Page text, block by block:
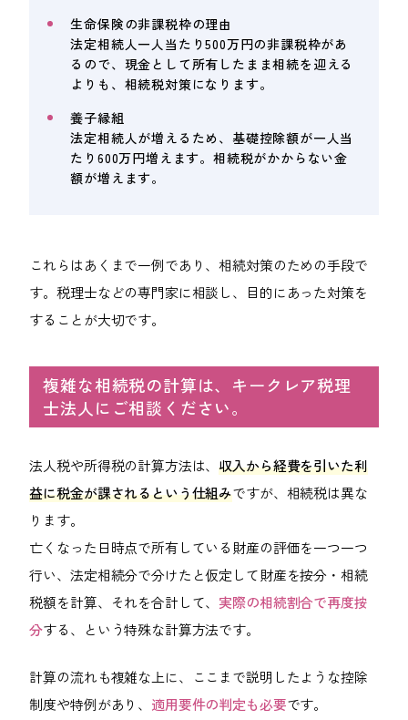
生命保険の非課税枠の理由
法定相続人一人当たり500万円の非課税枠があ
るので、現金として所有したまま相続を迎える
よりも、相続税対策になります。
養子縁組
法定相続人が増えるため、基礎控除額が一人当
たり600万円増えます。相続税がかからない金
額が増えます。
これらはあくまで一例であり、相続対策のための手段で
す。税理士などの専門家に相談し、目的にあった対策を
することが大切です。
複雑な相続税の計算は、キークレア税理
士法人にご相談ください。
法人税や所得税の計算方法は、収入から経費を引いた利
益に税金が課されるという仕組みですが、相続税は異な
ります。
亡くなった日時点で所有している財産の評価を一つ一つ
行い、法定相続分で分けたと仮定して財産を按分・相続
税額を計算、それを合計して、 実際の相続割合で再度按
分する、という特殊な計算方法です。
計算の流れも複雑な上に、ここまで説明したような控除
制度や特例があり、 適用要件の判定も必要です。